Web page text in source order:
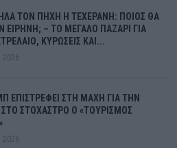
ΤΟΝ ΠΗΧΗ Η ΤΕΧΕΡΑΝΗ: ΠΟΙΟΣ ΘΑ
ΕΙΡΗΝΗ; – ΤΟ ΜΕΓΑΛΟ ΠΑΖΑΡΙ ΓΙΑ
ΚΥΡΩΣΕΙΣ ΚΑΙ...
2026
ΕΠΙΣΤΡΕΦΕΙ ΣΤΗ ΜΑΧΗ ΓΙΑ ΤΗΝ
ΣΤΟ ΣΤΟΧΑΣΤΡΟ Ο «ΤΟΥΡΙΣΜΟΣ
2026